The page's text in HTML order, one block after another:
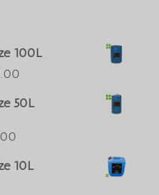
100L
50L
10L
Bahasa Melayu
Português do Brasil